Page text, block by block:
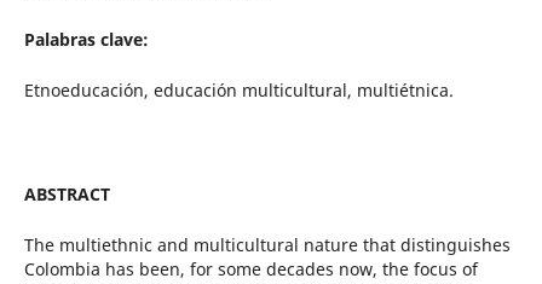
Palabras clave:
Etnoeducación, educación multicultural, multiétnica.
ABSTRACT
The multiethnic and multicultural nature that distinguishes
Colombia has been, for some decades now, the focus of